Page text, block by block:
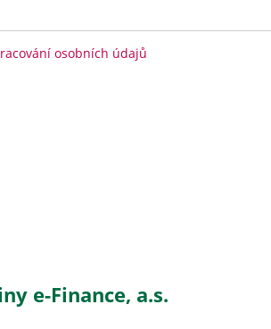
osobních údajů
e-Finance, a.s.